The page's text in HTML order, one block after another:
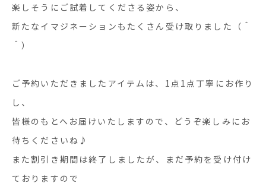
楽しそうにご試着してくださる姿から、
新たなイマジネーションもたくさん受け取りました（＾
＾）
ご予約いただきましたアイテムは、1点1点丁寧にお作り
し、
皆様のもとへお届けいたしますので、どうぞ楽しみにお
待ちくださいね♪
また割引き期間は終了しましたが、まだ予約を受け付け
ておりますので